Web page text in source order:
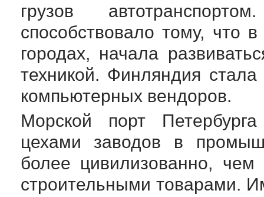
грузов
способствовало тому, что
городах, начала
техникой. Финляндия
компьютерных вендоров.
Морской порт
цехами заводов в
более цивилизованно, чем
строительными товарами.